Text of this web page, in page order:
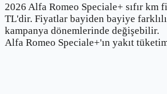
2026 Alfa Romeo Speciale+ sıfır km
TL'dir. Fiyatlar bayiden bayiye
kampanya dönemlerinde değişebilir.
Alfa Romeo Speciale+'ın yakıt